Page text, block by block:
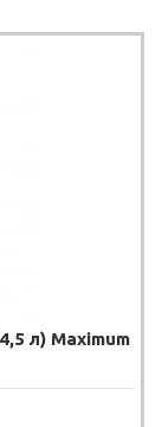
л) Maximum